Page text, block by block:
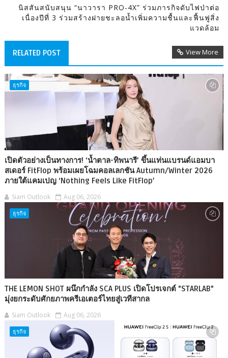
นิสสันสนับสนุน “นาวารา PRO-4X” ร่วมภารกิจดับไฟป่าต่อ
เนื่องปีที่ 3 ร่วมสร้างฝายชะลอน้ำเพิ่มความชื้นและฟื้นฟูสิ่ง
แวดล้อม
RELATED POST View More
ธุรกิจ
เปิดตัวอย่างเป็นทางการ! ‘น้ำตาล-ทิพนารี’ ขึ้นแท่นแบรนด์แอมบา
สเดอร์ FitFlop พร้อมเผยโฉมคอลเลกชัน Autumn/Winter 2026
ภายใต้แคมเปญ ‘Nothing Feels Like FitFlop’
Siam Outlook Aug 06, 2026
ธุรกิจ
THE LEMON SHOT ผนึกกำลัง SCA PLUS เปิดโปรเจกต์ "STARLAB"
มุ่งยกระดับศักยภาพครีเอเตอร์ไทยสู่เวทีสากล
Siam Outlook Aug 06, 2026
ธุรกิจ